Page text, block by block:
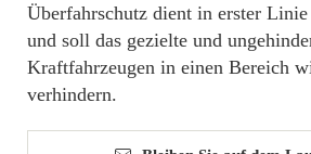
Überfahrschutz dient in erster
und soll das gezielte und
Kraftfahrzeugen in einen Bereich
verhindern.